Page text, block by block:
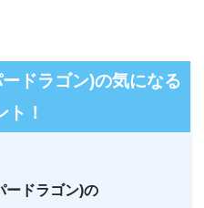
ドラゴン)の気になる
ト！
ードラゴン)の